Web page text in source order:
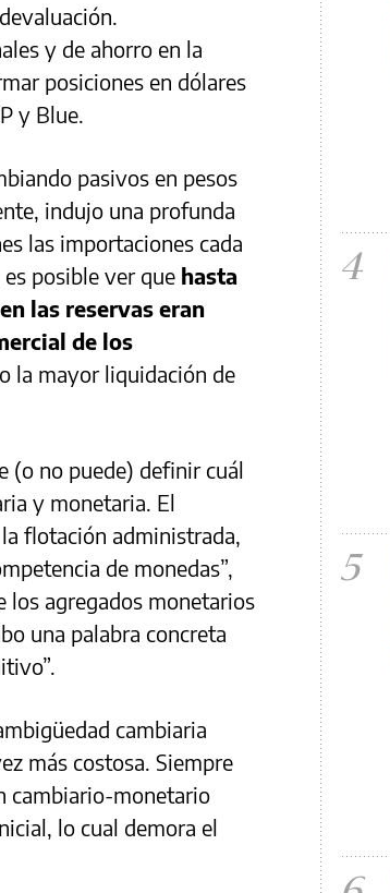
y de ahorro en la
posiciones en dólares
y Blue.
pasivos en pesos
indujo una profunda
las importaciones cada
posible ver que hasta
las reservas eran
de los
la mayor liquidación de
(o no puede) definir cuál
y monetaria. El
flotación administrada,
de monedas”,
los agregados monetarios
una palabra concreta
cambiaria
más costosa. Siempre
cambiario-monetario
lo cual demora el
4
5